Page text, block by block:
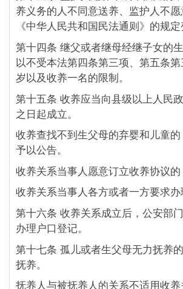
养义务的人不同意送养、监护人不
《中华人民共和国民法通则》的规定
第十四条 继父或者继母经继子女的
以不受本法第四条第三项、第五条
岁以及收养一名的限制。
第十五条 收养应当向县级以上人民
之日起成立。
收养查找不到生父母的弃婴和儿童
予以公告。
收养关系当事人愿意订立收养协议
收养关系当事人各方或者一方要求
第十六条 收养关系成立后，公安部
办理户口登记。
第十七条 孤儿或者生父母无力抚养
抚养。
抚养人与被抚养人的关系不适用收养